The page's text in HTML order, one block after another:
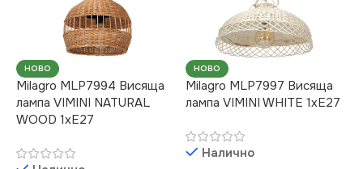
НОВО
Milagro MLP7994 Висяща
лампа VIMINI NATURAL
WOOD 1xE27
НОВО
Milagro MLP7997 Висяща
лампа VIMINI WHITE 1xE27
Налично